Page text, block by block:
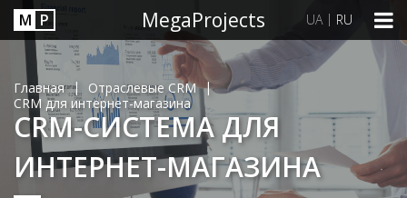
М P MegaProjects UA | RU
CRM-СИСТЕМА ДЛЯ
ИНТЕРНЕТ-МАГАЗИНА
Главная | Отраслевые CRM |
CRM для интернет-магазина